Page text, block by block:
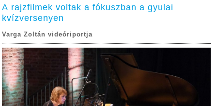
A rajzfilmek voltak a fókuszban a gyulai
kvízversenyen
Varga Zoltán videóriportja